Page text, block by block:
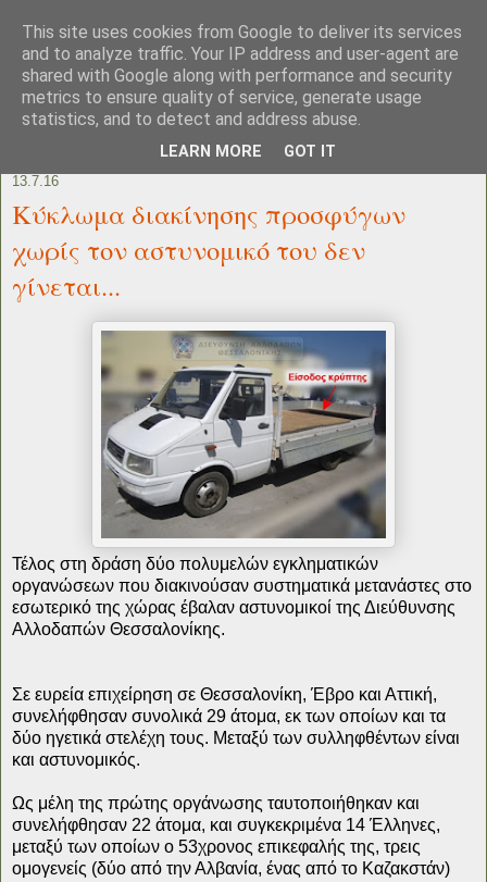
13.7.16
Κύκλωμα διακίνησης προσφύγων
χωρίς τον αστυνομικό του δεν
γίνεται...
Τέλος στη δράση δύο πολυμελών εγκληματικών
οργανώσεων που διακινούσαν συστηματικά μετανάστες στο
εσωτερικό της χώρας έβαλαν αστυνομικοί της Διεύθυνσης
Αλλοδαπών Θεσσαλονίκης.
Σε ευρεία επιχείρηση σε Θεσσαλονίκη, Έβρο και Αττική,
συνελήφθησαν συνολικά 29 άτομα, εκ των οποίων και τα
δύο ηγετικά στελέχη τους. Μεταξύ των συλληφθέντων είναι
και αστυνομικός.
Ως μέλη της πρώτης οργάνωσης ταυτοποιήθηκαν και
συνελήφθησαν 22 άτομα, και συγκεκριμένα 14 Έλληνες,
μεταξύ των οποίων ο 53χρονος επικεφαλής της, τρεις
ομογενείς (δύο από την Αλβανία, ένας από το Καζακστάν)
This site uses cookies from Google to deliver its services
and to analyze traffic. Your IP address and user-agent are
shared with Google along with performance and security
metrics to ensure quality of service, generate usage
statistics, and to detect and address abuse.
LEARN MORE GOT IT